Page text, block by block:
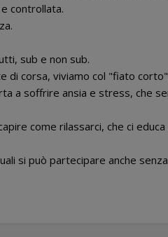
controllata.
sub e non sub.
di corsa, viviamo col "fiato
a soffrire ansia e stress, che
come rilassarci, che ci
si può partecipare anche